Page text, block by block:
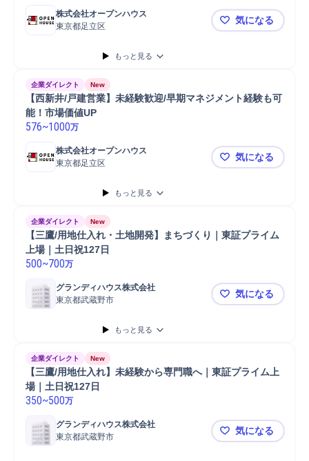
株式会社オープンハウス
東京都足立区
【北千住/戸
気になる
もっと見る
企業ダイレクト New
【西新井/戸建営業】未経験歓迎/早期マネジメント経験も可
能！市場価値UP
576~1000万
株式会社オープンハウス
東京都足立区
【西新井/戸
気になる
もっと見る
企業ダイレクト New
【三鷹/用地仕入れ・土地開発】まちづくり｜東証プライム
上場｜土日祝127日
500~700万
グランディハウス株式会社
東京都武蔵野市
【三鷹/用地
気になる
もっと見る
企業ダイレクト New
【三鷹/用地仕入れ】未経験から専門職へ｜東証プライム上
場｜土日祝127日
350~500万
グランディハウス株式会社
東京都武蔵野市
【三鷹/用地
気になる